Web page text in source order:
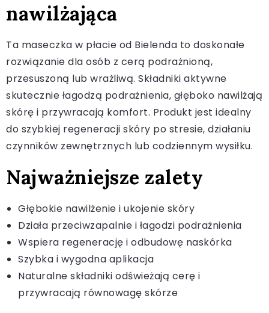
nawilżająca
Ta maseczka w płacie od Bielenda to doskonałe
rozwiązanie dla osób z cerą podrażnioną,
przesuszoną lub wrażliwą. Składniki aktywne
skutecznie łagodzą podrażnienia, głęboko nawilżają
skórę i przywracają komfort. Produkt jest idealny
do szybkiej regeneracji skóry po stresie, działaniu
czynników zewnętrznych lub codziennym wysiłku.
Najważniejsze zalety
Głębokie nawilżenie i ukojenie skóry
Działa przeciwzapalnie i łagodzi podrażnienia
Wspiera regenerację i odbudowę naskórka
Szybka i wygodna aplikacja
Naturalne składniki odświeżają cerę i
przywracają równowagę skórze